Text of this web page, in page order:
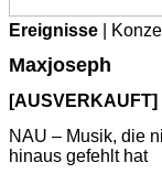
Ereignisse |
Maxjoseph
[AUSVERKAUFT]
NAU – Musik, die
hinaus gefehlt hat